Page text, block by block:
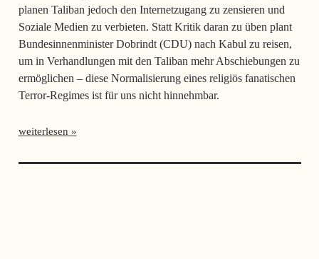
planen Taliban jedoch den Internetzugang zu zensieren und
Soziale Medien zu verbieten. Statt Kritik daran zu üben plant
Bundesinnenminister Dobrindt (CDU) nach Kabul zu reisen,
um in Verhandlungen mit den Taliban mehr Abschiebungen zu
ermöglichen – diese Normalisierung eines religiös fanatischen
Terror-Regimes ist für uns nicht hinnehmbar.
weiterlesen